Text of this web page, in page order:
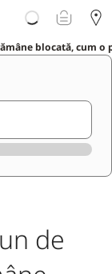
blocată, cum o
de